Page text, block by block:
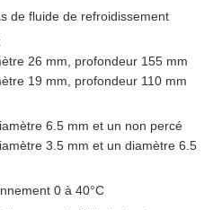
de fluide de refroidissement
26 mm, profondeur 155 mm
19 mm, profondeur 110 mm
6.5 mm et un non percé
3.5 mm et un diamètre 6.5
0 à 40°C